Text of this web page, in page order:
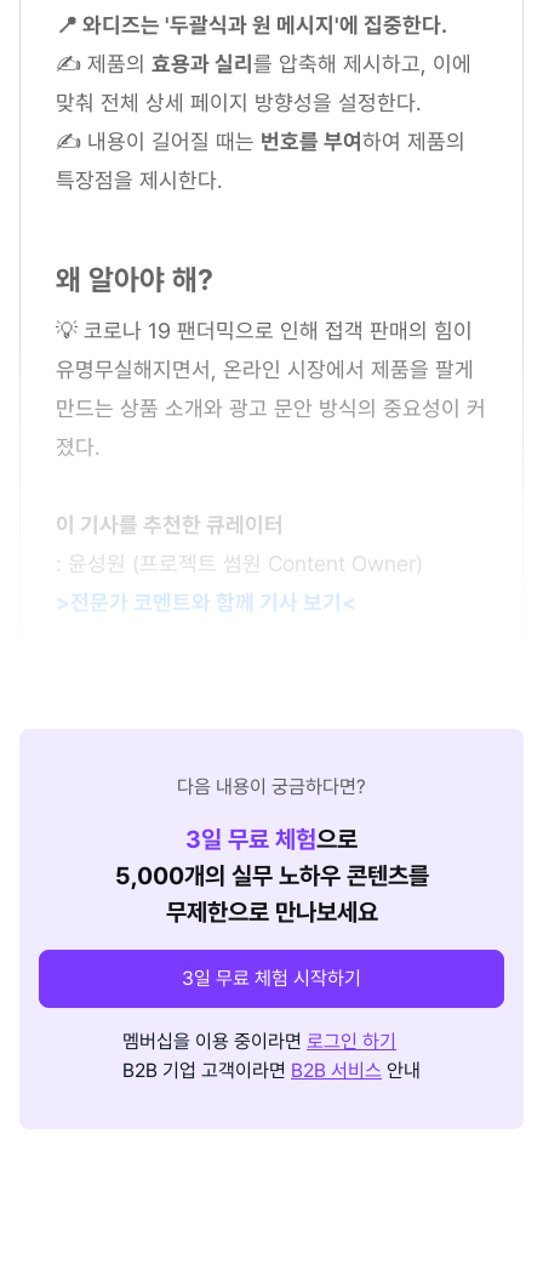
📍 와디즈는 '두괄식과 원 메시지'에 집중한다.
✍ 제품의 효용과 실리 를 압축해 제시하고, 이에
맞춰 전체 상세 페이지 방향성을 설정한다.
✍ 내용이 길어질 때는 번호를 부여하여 제품의
특장점을 제시한다.
왜 알아야 해?
💡 코로나 19 팬더믹으로 인해 접객 판매의 힘이
유명무실해지면서, 온라인 시장에서 제품을 팔게
만드는 상품 소개와 광고 문안 방식의 중요성이 커
졌다.
이 기사를 추천한 큐레이터
: 윤성원 (프로젝트 썸원 Content Owner)
>전문가 코멘트와 함께 기사 보기<
다음 내용이 궁금하다면?
3일 무료 체험으로
5,000개의 실무 노하우 콘텐츠를
무제한으로 만나보세요
3일 무료 체험 시작하기
멤버십을 이용 중이라면 로그인 하기
B2B 기업 고객이라면 B2B 서비스 안내